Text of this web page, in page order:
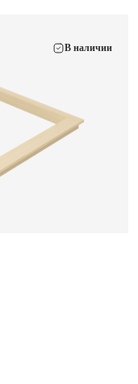
В наличии